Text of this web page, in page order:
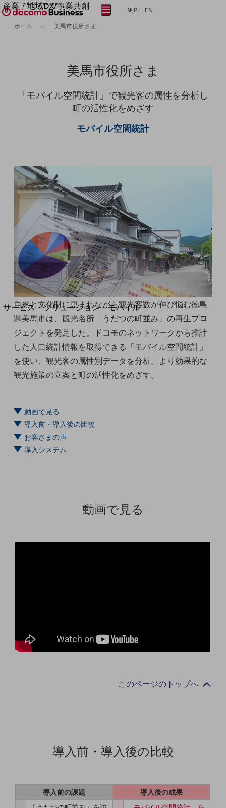
産業・地域DX/事業共創
OPEN HUB for Plural Futures
Smart World
企業と地域が持続成長する社会を目指します
Smart Industry
Smart Mobility
Smart Worksite
生成AI(Generative AI)
地域の取り組み
地域社会を支える皆さまと地域課題の解決や
地域経済のさらなる活性化に取り組みます
自治体・地域社会との共創
LGPF(Local Government Platform)
別ウィンドウで開きます
サービス・ソリューション・モバイル
サービス・ソリューションTOP
DXに関する課題を解決する
サービス・ソリューションをご紹介
カテゴリーで探す
カテゴリーで探すTOP
電話・映像コミュニケーション
セキュリティ
業務効率化
顧客体験（CX）改善
人材不足解消
JP日本語
EN
メニュー
開く
フリーワードでNTTドコモビジネスの
ホーム 美馬市役所さま
美馬市役所さま
「モバイル空間統計」で観光客の属性を分析し
町の活性化をめざす
モバイル空間統計
自然と文化財に恵まれながら観光客数が伸び悩む徳島
県美馬市は、観光名所「うだつの町並み」の再生プロ
ジェクトを発足した。ドコモのネットワークから推計
した人口統計情報を取得できる「モバイル空間統計」
を使い、観光客の属性別データを分析。より効果的な
観光施策の立案と町の活性化をめざす。
動画で見る
導入前・導入後の比較
お客さまの声
導入システム
動画で見る
このページのトップへ
導入前・導入後の比較
導入前の課題 導入後の成果